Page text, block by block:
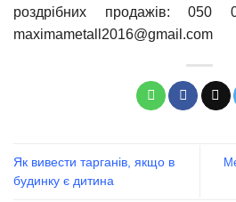
роздрібних продажів:
maximametall2016@gmail.com
Як вивести тарганів, якщо в
будинку є дитина